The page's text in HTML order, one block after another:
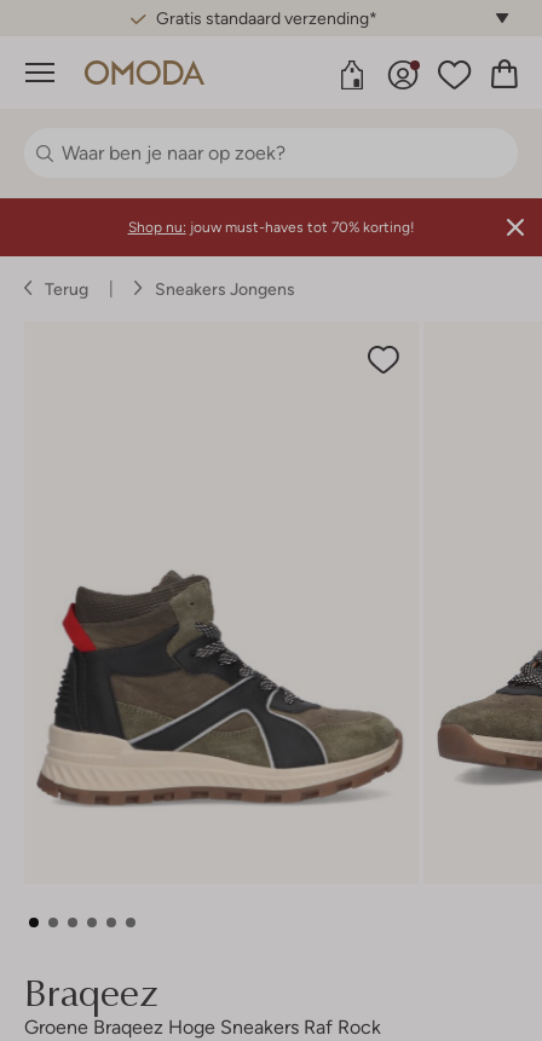
Gratis standaard verzending*
Menu
Shop nu: jouw must-haves tot 70% korting!
Terug Sneakers Jongens
Braqeez
Groene Braqeez Hoge Sneakers Raf Rock